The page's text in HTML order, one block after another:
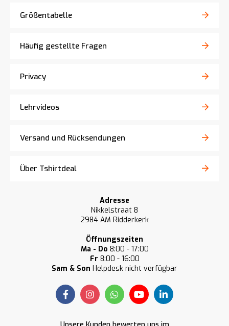
Größentabelle
Häufig gestellte Fragen
Privacy
Lehrvideos
Versand und Rücksendungen
Über Tshirtdeal
Adresse
Nikkelstraat 8
2984 AM Ridderkerk
Öffnungszeiten
Ma - Do 8:00 - 17:00
Fr 8:00 - 16:00
Sam & Son Helpdesk nicht verfügbar